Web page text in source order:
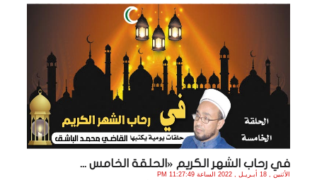
في رحاب الشهر الكريم «الحلقة الخامس ...
الأثنين , 18 أبـريـل , 2022 الساعة 11:27:49 PM